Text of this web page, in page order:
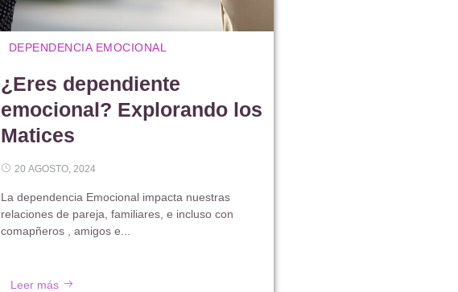
DEPENDENCIA EMOCIONAL
¿Eres dependiente
emocional? Explorando los
Matices
20 AGOSTO, 2024
La dependencia Emocional impacta nuestras
relaciones de pareja, familiares, e incluso con
comapñeros , amigos e...
Leer más